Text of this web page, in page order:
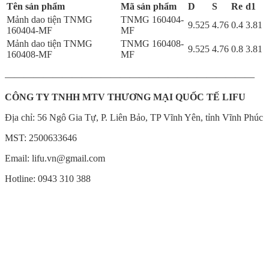
Tên sản phẩm Mã sản phẩm D S Re d1
Mảnh dao tiện TNMG
160404-MF
TNMG 160404-
MF
9.525 4.76 0.4 3.81
Mảnh dao tiện TNMG
160408-MF
TNMG 160408-
MF
9.525 4.76 0.8 3.81
——————————————————————————
CÔNG TYTNHH MTV THƯƠNG MẠI QUỐC TẾ LIFU
Địa chỉ: 56 Ngô Gia Tự, P. Liên Bảo, TP Vĩnh Yên, tỉnh Vĩnh Phúc
MST: 2500633646
Email: lifu.vn@gmail.com
Hotline: 0943 310 388